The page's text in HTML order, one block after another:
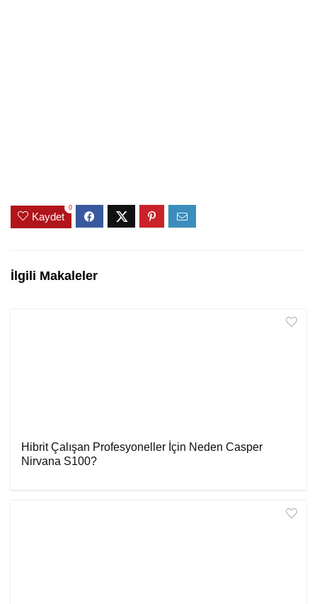
Kaydet
0
İlgili Makaleler
Hibrit Çalışan Profesyoneller İçin Neden Casper
Nirvana S100?